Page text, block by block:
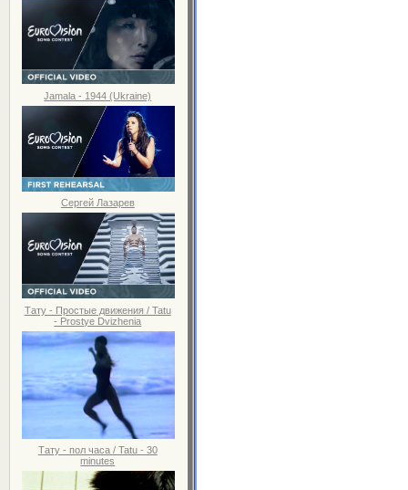
Jamala - 1944 (Ukraine)
Сергей Лазарев
Тату - Простые движения / Tatu
- Prostye Dvizhenia
Тату - пол часа / Tatu - 30
minutes